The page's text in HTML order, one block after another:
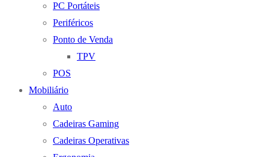
PC Portáteis
Periféricos
Ponto de Venda
TPV
POS
Mobiliário
Auto
Cadeiras Gaming
Cadeiras Operativas